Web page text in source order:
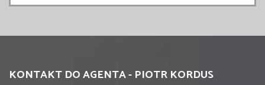
KONTAKT DO AGENTA - PIOTR KORDUS